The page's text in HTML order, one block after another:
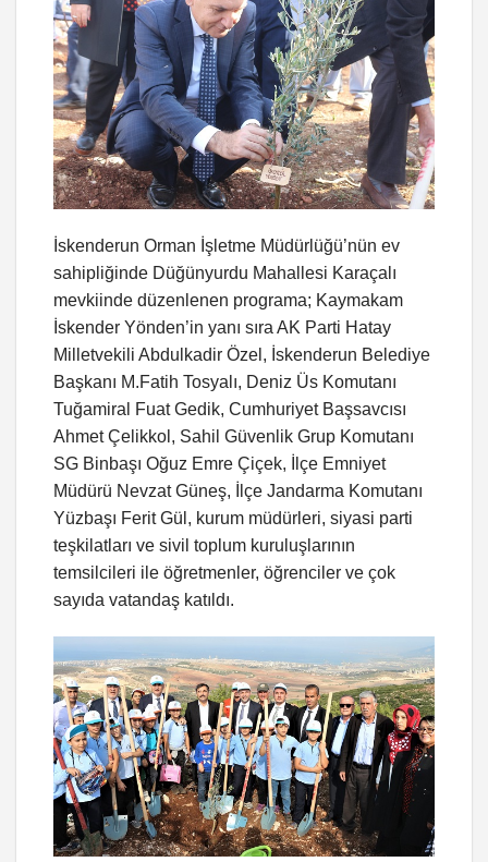
İskenderun Orman İşletme Müdürlüğü’nün ev
sahipliğinde Düğünyurdu Mahallesi Karaçalı
mevkiinde düzenlenen programa; Kaymakam
İskender Yönden’in yanı sıra AK Parti Hatay
Milletvekili Abdulkadir Özel, İskenderun Belediye
Başkanı M.Fatih Tosyalı, Deniz Üs Komutanı
Tuğamiral Fuat Gedik, Cumhuriyet Başsavcısı
Ahmet Çelikkol, Sahil Güvenlik Grup Komutanı
SG Binbaşı Oğuz Emre Çiçek, İlçe Emniyet
Müdürü Nevzat Güneş, İlçe Jandarma Komutanı
Yüzbaşı Ferit Gül, kurum müdürleri, siyasi parti
teşkilatları ve sivil toplum kuruluşlarının
temsilcileri ile öğretmenler, öğrenciler ve çok
sayıda vatandaş katıldı.